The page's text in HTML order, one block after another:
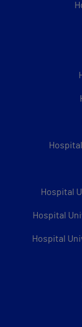
Hospital
Hospital
Hospital